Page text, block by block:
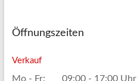
Öffnungszeiten
Verkauf
Mo - Fr:
09:00 - 17:00 Uhr